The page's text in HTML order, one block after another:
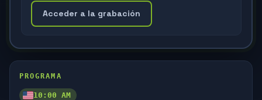
Acceder a la grabación
PROGRAMA
10:00 AM